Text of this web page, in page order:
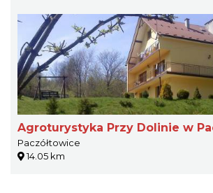
Agroturystyka Przy Dolinie w
Paczółtowice
14.05 km